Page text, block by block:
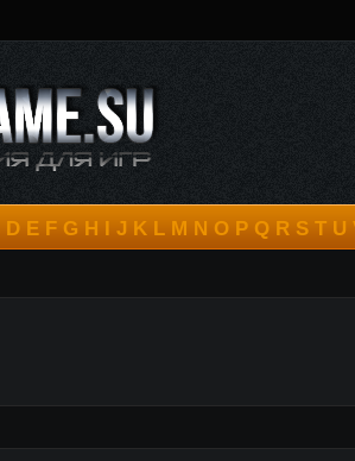
D E F G H I J K L M N O P Q R S T U